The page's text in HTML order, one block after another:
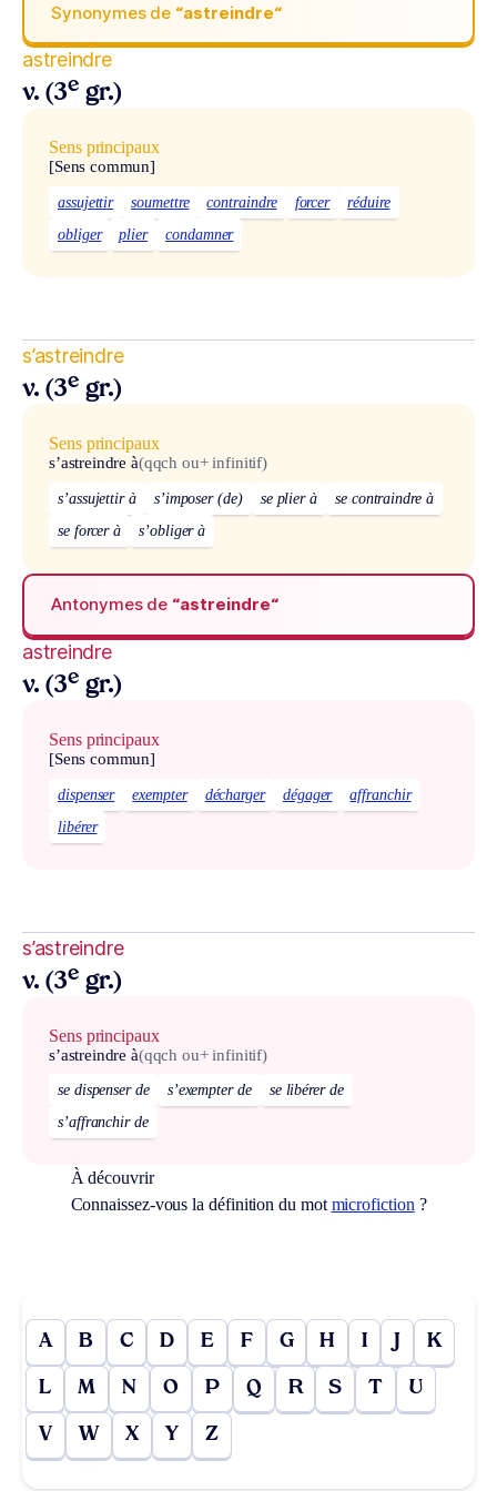
Synonymes de “astreindre“
astreindre
v. (3e gr.)
Sens principaux
[Sens commun]
assujettir soumettre contraindre forcer
réduire
obliger
plier condamner
s’astreindre
v. (3e gr.)
Sens principaux
s’astreindre à(qqch ou+ infinitif)
s’assujettir à s’imposer (de) se plier à
se contraindre à
se forcer à
s’obliger à
Antonymes de “astreindre“
astreindre
v. (3e gr.)
Sens principaux
[Sens commun]
dispenser exempter décharger dégager
affranchir
libérer
s’astreindre
v. (3e gr.)
Sens principaux
s’astreindre à(qqch ou+ infinitif)
se dispenser de s’exempter de
se libérer de
s’affranchir de
À découvrir
Connaissez-vous la définition du motmicrofiction?
A B C D E F G H I J K
L M N O P Q R S T U
V W X Y Z